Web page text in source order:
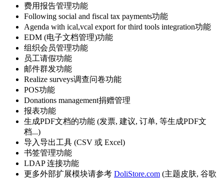
费用报告管理功能
Following social and fiscal tax payments功能
Agenda with ical,vcal export for third tools integration功能
EDM (电子文档管理)功能
组织会员管理功能
员工请假功能
邮件群发功能
Realize surveys调查问卷功能
POS功能
Donations management捐赠管理
报表功能
生成PDF文档的功能 (发票, 建议, 订单, 等生成PDF文
档...)
导入导出工具 (CSV 或 Excel)
书签管理功能
LDAP 连接功能
更多外部扩展模块请参考 DoliStore.com (主题皮肤, 谷歌